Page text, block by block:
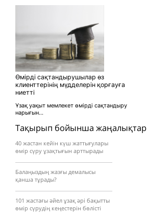
Тақырып бойынша жаңалықтар
40 жастан кейін күш жаттығулары
өмір сүру ұзақтығын арттырады
Балаңыздың жазғы демалысы
қанша тұрады?
101 жастағы әйел ұзақ әрі бақытты
өмір сүрудің кеңестерін бөлісті
Өмірді сақтандырушылар өз
клиенттерінің мүдделерін қорғауға
ниетті
Ұзақ уақыт мемлекет өмірді сақтандыру
нарығын...